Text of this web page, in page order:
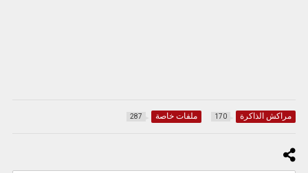
مراكش الذاكرة 170 ملفات خاصة 287